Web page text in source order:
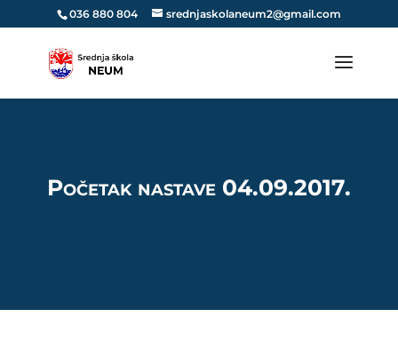
036 880 804 srednjaskolaneum2@gmail.com
Početak nastave 04.09.2017.